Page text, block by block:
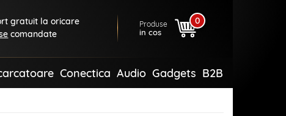
gratuit la oricare
comandate
Produse
in cos
0
Conectica Audio Gadgets B2B